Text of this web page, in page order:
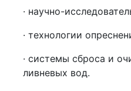
· научно-
· технологии
· системы сброса и
ливневых вод.